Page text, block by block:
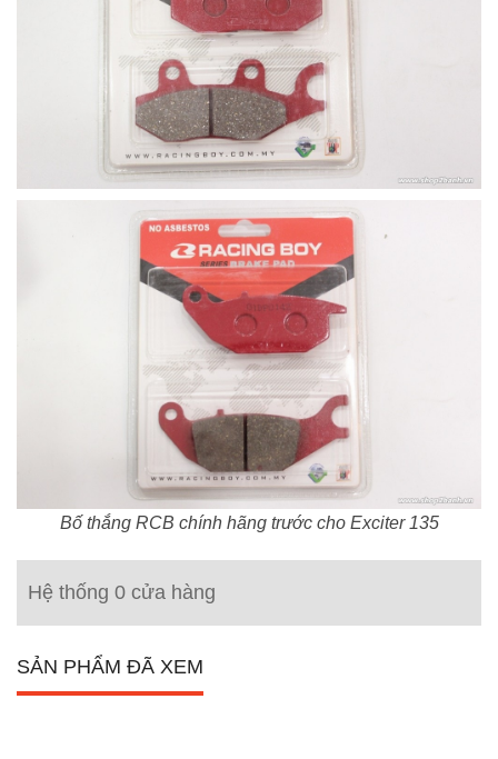
Bố thắng RCB chính hãng trước cho Exciter 135
Hệ thống 0 cửa hàng
SẢN PHẨM ĐÃ XEM